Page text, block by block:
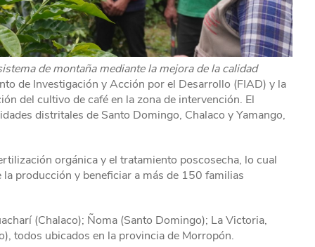
de montaña mediante la mejora de la calidad
de Investigación y Acción por el Desarrollo (FIAD) y la
del cultivo de café en la zona de intervención. El
distritales de Santo Domingo, Chalaco y Yamango,
orgánica y el tratamiento poscosecha, lo cual
producción y beneficiar a más de 150 familias
(Chalaco); Ñoma (Santo Domingo); La Victoria,
todos ubicados en la provincia de Morropón.